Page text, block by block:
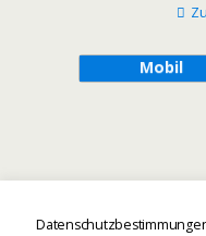
Mobil